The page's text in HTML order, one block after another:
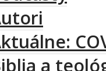
a